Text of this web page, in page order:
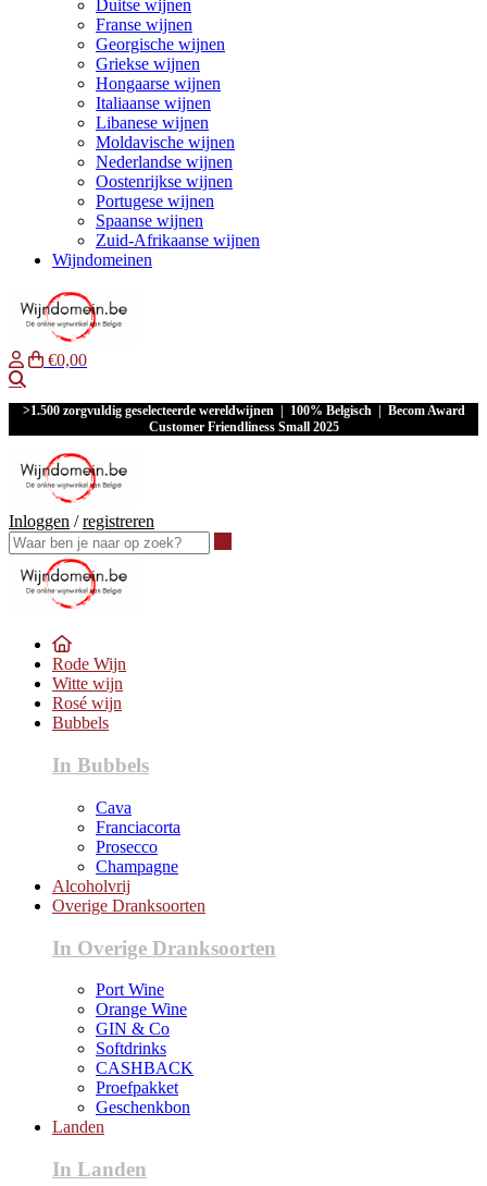
Duitse wijnen
Franse wijnen
Georgische wijnen
Griekse wijnen
Hongaarse wijnen
Italiaanse wijnen
Libanese wijnen
Moldavische wijnen
Nederlandse wijnen
Oostenrijkse wijnen
Portugese wijnen
Spaanse wijnen
Zuid-Afrikaanse wijnen
Wijndomeinen
€0,00
>1.500 zorgvuldig geselecteerde wereldwijnen | 100% Belgisch | Becom Award
Customer Friendliness Small 2025
Inloggen /registreren
Rode Wijn
Witte wijn
Rosé wijn
Bubbels
In Bubbels
Cava
Franciacorta
Prosecco
Champagne
Alcoholvrij
Overige Dranksoorten
In Overige Dranksoorten
Port Wine
Orange Wine
GIN & Co
Softdrinks
CASHBACK
Proefpakket
Geschenkbon
Landen
In Landen